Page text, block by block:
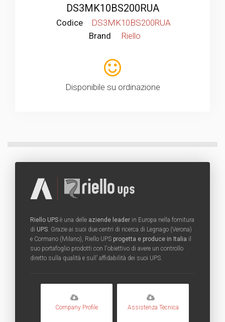
DS3MK10BS200RUA
Codice
DS3MK10BS200RUA
Brand
Riello
Disponibile su ordinazione
Riello UPS è una delle aziende leader in Europa nella fornitura
di UPS . Grazie ai suoi due centri di ricerca di Legnago (Verona)
e Cormano (Milano), Riello UPS progetta e produce in Italia il
suo portafoglio prodotti con l'obiettivo di avere un controllo
diretto sulla qualità e sull’ affidabilità dei suoi UPS.
Company Profile Assistenza Tecnica